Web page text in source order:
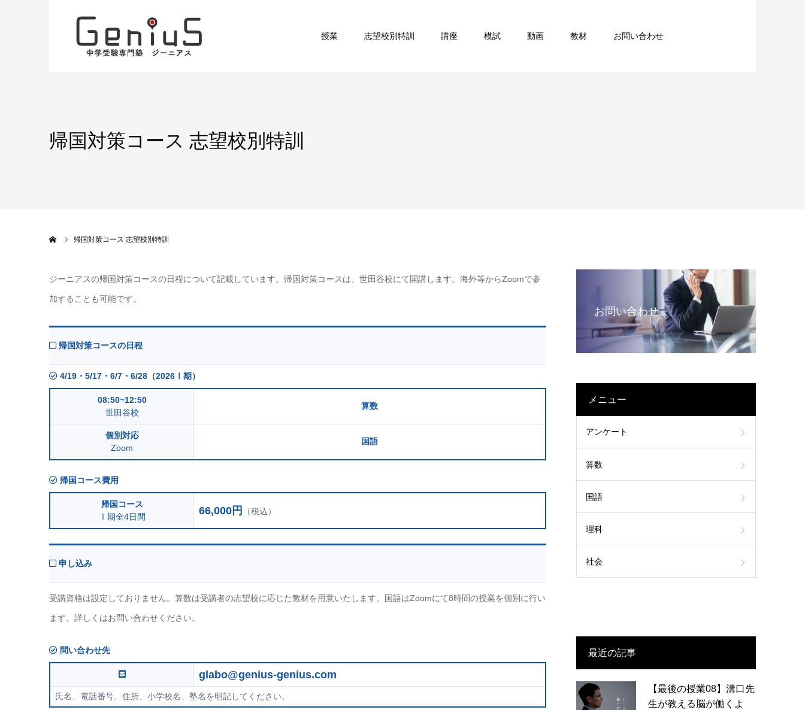
授業 志望校別特訓 講座 模試 動画 教材 お問い合わせ
帰国対策コース 志望校別特訓
帰国対策コース 志望校別特訓
ジーニアスの帰国対策コースの日程について記載しています。帰国対策コースは、世田谷校にて開講します。海外等からZoomで参
加することも可能です。
帰国対策コースの日程
4/19・5/17・6/7・6/28（2026Ⅰ期）
08:50~12:50
世田谷校
算数
個別対応
Zoom
国語
帰国コース費用
帰国コース
Ⅰ期全4日間
66,000円 （税込）
申し込み
受講資格は設定しておりません。算数は受講者の志望校に応じた教材を用意いたします。国語はZoomにて8時間の授業を個別に行い
ます。詳しくはお問い合わせください。
問い合わせ先
glabo@genius-genius.com
氏名、電話番号、住所、小学校名、塾名を明記してください。
お問い合わせ
メニュー
アンケート
算数
国語
理科
社会
最近の記事
【最後の授業08】溝口先
生が教える脳が働くよ